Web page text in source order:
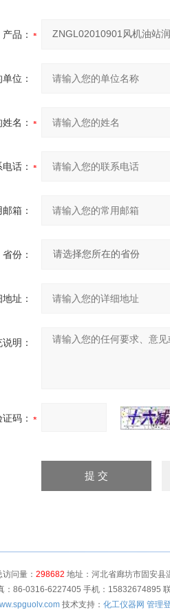
产品：
位：
名：
话：
箱：
省份：
址：
明：
证码：
问量： 298682 地址：河北省廊坊市固安县
86-0316-6227405 手机：15832674895
技术支持： 化工仪器网 管理